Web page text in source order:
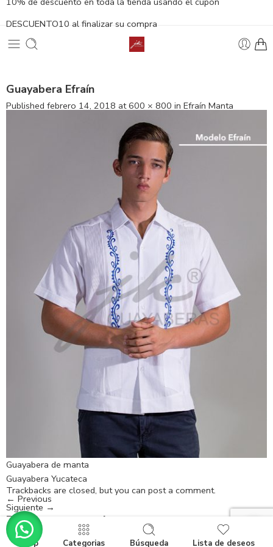
DESCUENTO10 al finalizar su compra
Guayabera Efraín
Published febrero 14, 2018 at600 × 800 in Efraín Manta
Guayabera de manta
Guayabera Yucateca
Trackbacks are closed, but you can post a comment.
← Previous
Siguiente →
Deja un comentario
Lo siento, debes estarconectadopara publicar un comentario.
Shop Categorias Búsqueda Lista de deseos